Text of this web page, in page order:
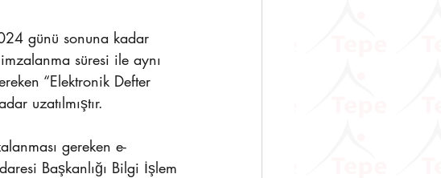
günü sonuna kadar
süresi ile aynı
“Elektronik Defter
uzatılmıştır.
gereken e-
Başkanlığı Bilgi İşlem